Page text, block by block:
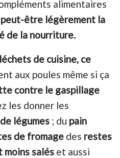
alimentaires
être légèrement la
de la nourriture.
de cuisine, ce
aux poules même si ça
contre le gaspillage
les donner les
légumes ; du pain
de fromage des restes
moins salés et aussi